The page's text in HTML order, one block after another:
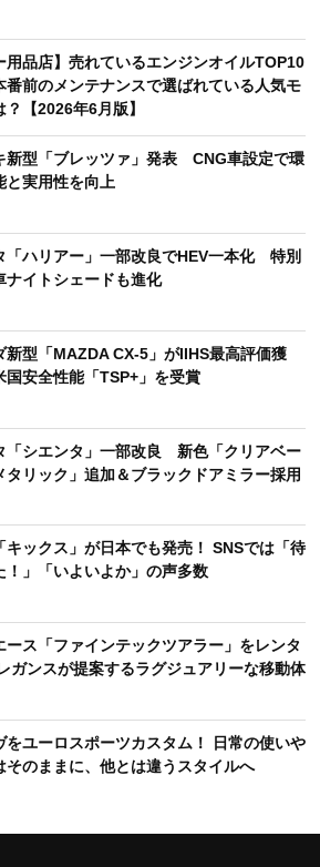
用品店】売れているエンジンオイルTOP10
番前のメンテナンスで選ばれている人気モ
？【2026年6月版】
新型「ブレッツァ」発表 CNG車設定で環
と実用性を向上
「ハリアー」一部改良でHEV一本化 特別
ナイトシェードも進化
新型「MAZDA CX-5」がIIHS最高評価獲
安全性能「TSP+」を受賞
「シエンタ」一部改良 新色「クリアベー
タリック」追加＆ブラックドアミラー採用
キックス」が日本でも発売！ SNSでは「待
！」「いよいよか」の声多数
ース「ファインテックツアラー」をレンタ
ガンスが提案するラグジュアリーな移動体
をユーロスポーツカスタム！ 日常の使いや
そのままに、他とは違うスタイルへ